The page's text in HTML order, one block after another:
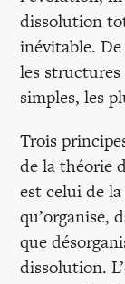
dissolution
inévitable.
les structures
simples, les
Trois
de la théorie
est celui de
qu’organise,
que
dissolution.